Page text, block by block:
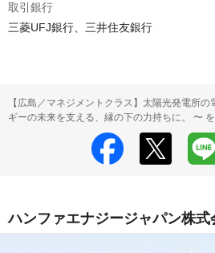
取引銀行
三菱UFJ銀行、三井住友銀行
【広島／マネジメントクラス】太陽光発電所
ギーの未来を支える、縁の下の力持ちに。 〜
ハンファエナジージャパン株式